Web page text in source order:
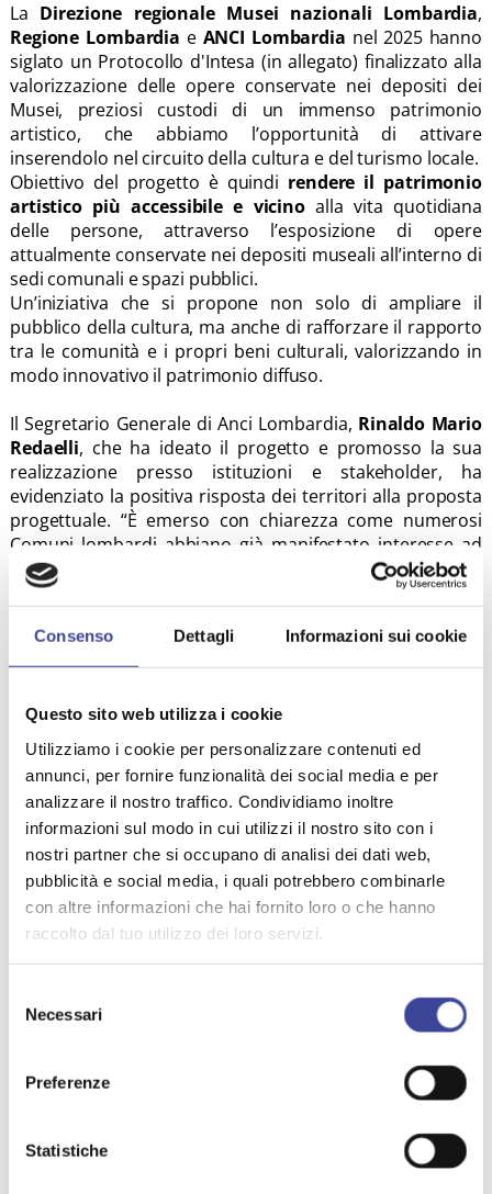
Consenso Dettagli Informazioni sui cookie
Questo sito web utilizza i cookie
Utilizziamo i cookie per personalizzare contenuti ed
annunci, per fornire funzionalità dei social media e per
analizzare il nostro traffico. Condividiamo inoltre
informazioni sul modo in cui utilizzi il nostro sito con i
nostri partner che si occupano di analisi dei dati web,
pubblicità e social media, i quali potrebbero combinarle
con altre informazioni che hai fornito loro o che hanno
raccolto dal tuo utilizzo dei loro servizi.
delNecessari
Preferenze
Statistiche
La Direzione regionale Musei nazionali Lombardia,
Regione Lombardia e ANCI Lombardia nel 2025 hanno
siglato un Protocollo d'Intesa (in allegato) finalizzato alla
valorizzazione delle opere conservate nei depositi dei
Musei, preziosi custodi di un immenso patrimonio
artistico, che abbiamo l’opportunità di attivare
inserendolo nel circuito della cultura e del turismo locale.
Obiettivo del progetto è quindi rendere il patrimonio
artistico più accessibile e vicino alla vita quotidiana
delle persone, attraverso l’esposizione di opere
attualmente conservate nei depositi museali all’interno di
sedi comunali e spazi pubblici.
Un’iniziativa che si propone non solo di ampliare il
pubblico della cultura, ma anche di rafforzare il rapporto
tra le comunità e i propri beni culturali, valorizzando in
modo innovativo il patrimonio diffuso.
Il Segretario Generale di Anci Lombardia, Rinaldo Mario
Redaelli, che ha ideato il progetto e promosso la sua
realizzazione presso istituzioni e stakeholder, ha
evidenziato la positiva risposta dei territori alla proposta
progettuale. “È emerso con chiarezza come numerosi
Comuni lombardi abbiano già manifestato interesse ad
aderire alla sperimentazione, a testimonianza del
potenziale di
come strumento capace
sociale. La sperimentazione lombarda si configura così
come un vero e proprio laboratorio di innovazione, con
altri contesti regionali e, in prospettiva, a livello
nazionale”.
Notizie
::Insediata al Mic la Commissione Cultura Anci,
presentato il progetto L'Arte in Comune
L’Arte in Comune: presentata ai Direttori dei Musei
lombardi il progetto per la valorizzazione del
artistico a livello locale”
"L'Arte in Comune": costituzione Gruppo di lavoro di
::L’Arte in Comune, Guerra: "Puntiamo a generare
una rete virtuosa tra Comuni, istituzioni museali e
Circolari